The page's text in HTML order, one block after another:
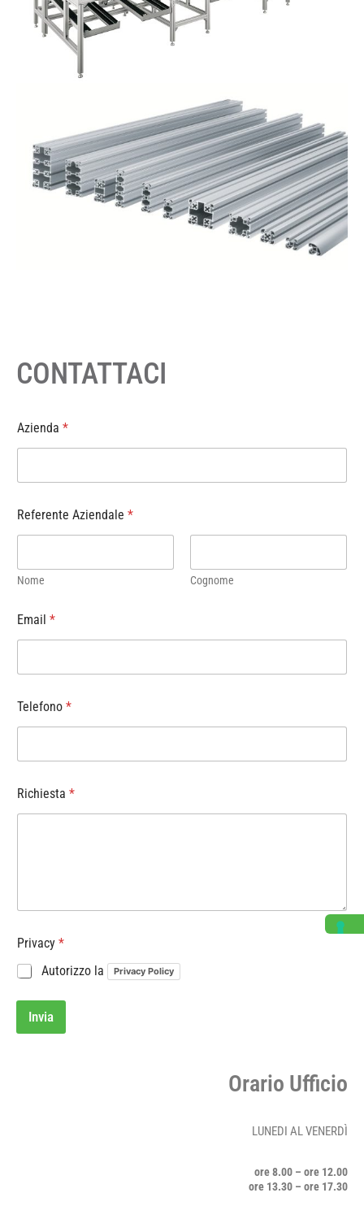
CONTATTACI
Azienda *
Referente Aziendale *
Nome Cognome
Email *
Telefono *
Richiesta *
Privacy *
Autorizzo la
Privacy Policy
Invia
Orario Ufficio
LUNEDI AL VENERDÌ
ore 8.00 – ore 12.00
ore 13.30 – ore 17.30